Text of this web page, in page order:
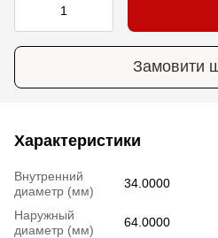
Замовити
Характеристики
Внутренний
диаметр (мм)
34.0000
Наружный
диаметр (мм)
64.0000